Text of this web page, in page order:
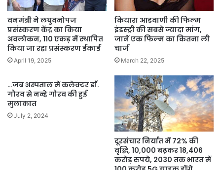
वनमंत्री ने लघुवनोपज
प्रसंस्करण केंद्र का किया
अवलोकन, 110 एकड़ में स्थापित
किया जा रहा प्रसंस्करण ईकाई
April 19, 2025
कियारा आडवाणी की फिल्म
इंडस्ट्री की सबसे ज्यादा मांग,
जानें एक फिल्म का कितना ली
चार्ज
March 22, 2025
…जब अस्पताल में कलेक्टर डाॅ.
गौरव से नन्हे गौरव की हुई
मुलाकात
July 2, 2024
दूरसंचार निर्यात में 72% की
वृद्धि, 10,000 बढ़कर 18,406
करोड़ रुपये, 2030 तक भारत में